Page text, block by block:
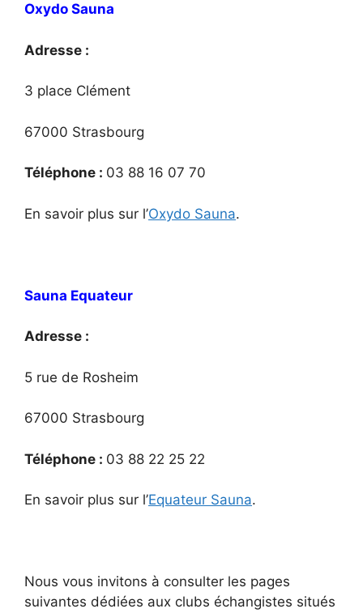
Oxydo Sauna
Adresse :
3 place Clément
67000 Strasbourg
Téléphone : 03 88 16 07 70
En savoir plus sur l’Oxydo Sauna.
Sauna Equateur
Adresse :
5 rue de Rosheim
67000 Strasbourg
Téléphone : 03 88 22 25 22
En savoir plus sur l’Equateur Sauna.
Nous vous invitons à consulter les pages
suivantes dédiées aux clubs échangistes situés